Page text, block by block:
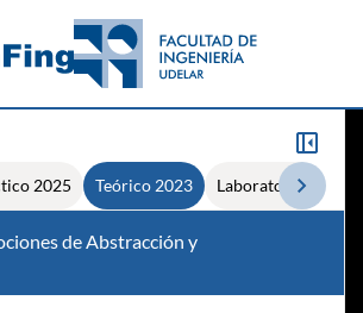
2025 Teórico 2023 Laboratorio 2023
de Abstracción y